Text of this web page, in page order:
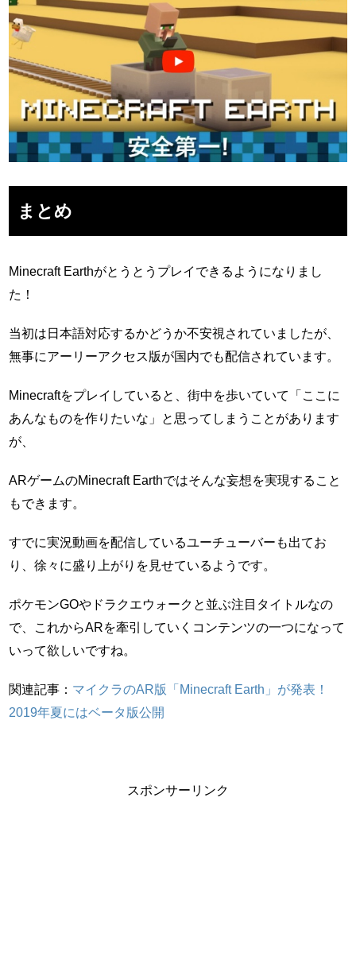
まとめ
Minecraft Earthがとうとうプレイできるようになりまし
た！
当初は日本語対応するかどうか不安視されていましたが、
無事にアーリーアクセス版が国内でも配信されています。
Minecraftをプレイしていると、街中を歩いていて「ここに
あんなものを作りたいな」と思ってしまうことがあります
が、
ARゲームのMinecraft Earthではそんな妄想を実現すること
もできます。
すでに実況動画を配信しているユーチューバーも出てお
り、徐々に盛り上がりを見せているようです。
ポケモンGOやドラクエウォークと並ぶ注目タイトルなの
で、これからARを牽引していくコンテンツの一つになって
いって欲しいですね。
関連記事： マイクラのAR版「Minecraft Earth」が発表！
2019年夏にはベータ版公開
スポンサーリンク